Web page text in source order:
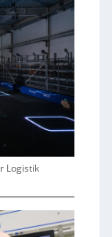
Logistik